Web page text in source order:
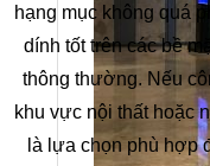
hạng mục không quá
dính tốt trên các bề
thông thường. Nếu
khu vực nội thất hoặc
là lựa chọn phù hợp